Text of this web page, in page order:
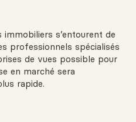
s’entourent de
professionnels spécialisés
de vues possible pour
en marché sera
rapide.